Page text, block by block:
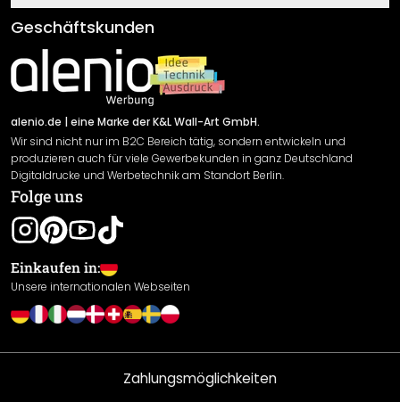
Klebe- und Montageanleitungen
Newsletter An-/Abmeldung
Sendungsverfolgung
AGB
Impressum
Versand & Zahlung
Rücksendung
Widerrufsrecht
Datenschutzerklärung
Gewährleistung
Leistungserklärung / CE-Zeichen
Cookie Einstellungen
Geschäftskunden
alenio.de | eine Marke der K&L Wall-Art GmbH.
Wir sind nicht nur im B2C Bereich tätig, sondern entwickeln und
produzieren auch für viele Gewerbekunden in ganz Deutschland
Digitaldrucke und Werbetechnik am Standort Berlin.
Folge uns
Einkaufen in:
Unsere internationalen Webseiten
Zahlungsmöglichkeiten